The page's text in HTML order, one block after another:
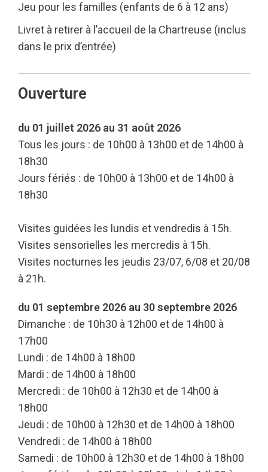
Jeu pour les familles (enfants de 6 à 12 ans)
Livret à retirer à l’accueil de la Chartreuse (inclus
dans le prix d’entrée)
Ouverture
du 01 juillet 2026 au 31 août 2026
Tous les jours : de 10h00 à 13h00 et de 14h00 à
18h30
Jours fériés : de 10h00 à 13h00 et de 14h00 à
18h30
Visites guidées les lundis et vendredis à 15h.
Visites sensorielles les mercredis à 15h.
Visites nocturnes les jeudis 23/07, 6/08 et 20/08
à 21h.
du 01 septembre 2026 au 30 septembre 2026
Dimanche : de 10h30 à 12h00 et de 14h00 à
17h00
Lundi : de 14h00 à 18h00
Mardi : de 14h00 à 18h00
Mercredi : de 10h00 à 12h30 et de 14h00 à
18h00
Jeudi : de 10h00 à 12h30 et de 14h00 à 18h00
Vendredi : de 14h00 à 18h00
Samedi : de 10h00 à 12h30 et de 14h00 à 18h00